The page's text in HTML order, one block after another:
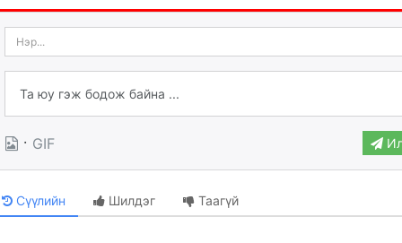
· GIF
Сүүлийн Шилдэг Таагүй